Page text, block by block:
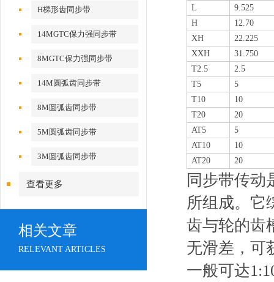
H梯形齿同步带
14MGTC保力强同步带
8MGTC保力强同步带
14M圆弧齿同步带
8M圆弧齿同步带
5M圆弧齿同步带
3M圆弧齿同步带
查看更多
相关文章
RELEVANT ARTICLES
L
9.525
H
12.70
XH
22.225
XXH
31.750
T2.5
2.5
T5
5
T10
10
T20
20
AT5
5
AT10
10
AT20
20
同步带传动
所组成。它
齿与轮的齿
无滑差，可
一般可达